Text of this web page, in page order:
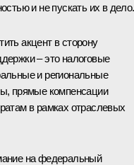
и не пускать их в дело.
акцент в сторону
– это налоговые
и региональные
прямые компенсации
в рамках отраслевых
на федеральный